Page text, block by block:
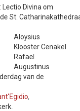
Lectio Divina om
St.
Aloysius
Klooster Cenakel
Rafael
Augustinus
van de
,